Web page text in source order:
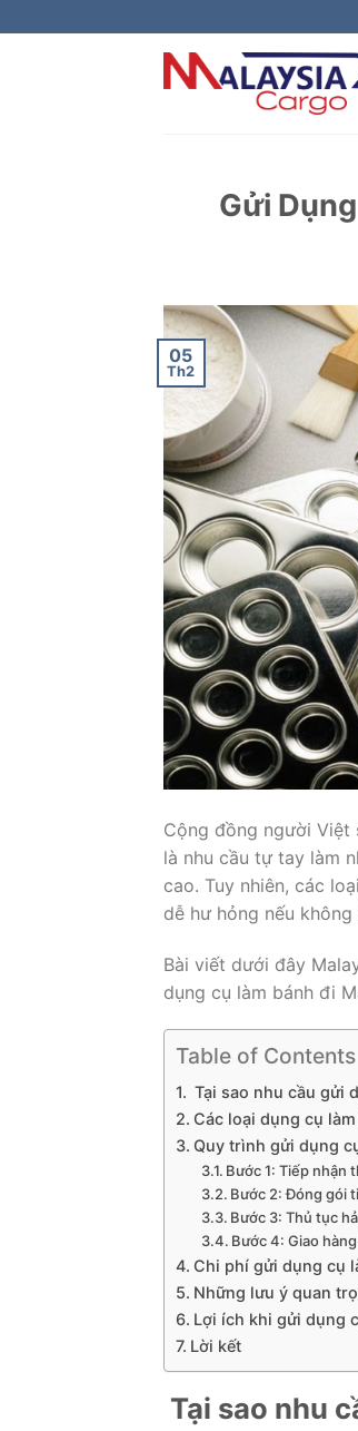
to
Gửi
05
Th2
Cộng đồng người Việt
là nhu cầu tự tay làm
cao. Tuy nhiên, các
dễ hư hỏng nếu
Bài viết dưới đây
dụng cụ làm bánh đi
Table of Contents
Tại sao nhu cầu gửi
Các loại dụng cụ
Quy trình gửi dụng
Bước 1: Tiếp nhận
Bước 2: Đóng gói
Bước 3: Thủ tục
Bước 4: Giao
Chi phí gửi dụng cụ
Những lưu ý quan
Lợi ích khi gửi dụng
Lời kết
Tại sao nhu